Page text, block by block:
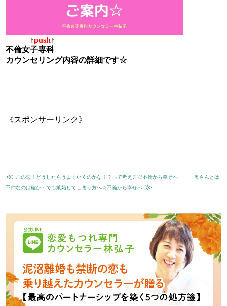
↑push↑
不倫女子専科
カウンセリング内容の詳細です☆
《スポンサーリンク》
≪ この恋！どうしたらうまくいくのかな！？って考え方♡不倫から幸せへ
奥さんとは
不仲なのは確か・でも嫉妬してしまう方へ☆不倫から幸せへ ≫